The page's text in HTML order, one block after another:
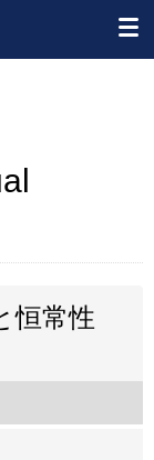
恒常性